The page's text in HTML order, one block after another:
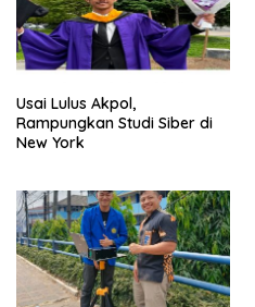
Usai Lulus Akpol,
Rampungkan Studi Siber di
New York